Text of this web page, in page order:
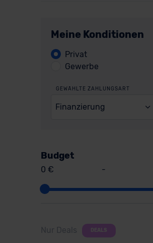
Meine Konditionen
Privat
Gewerbe
GEWÄHLTE ZAHLUNGSART
Finanzierung
Budget
0 € -
Nur Deals DEALS